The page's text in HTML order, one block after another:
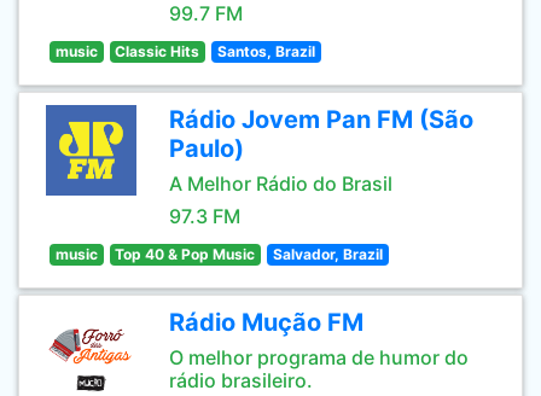
99.7 FM
music Classic Hits Santos, Brazil
Rádio Jovem Pan FM (São
Paulo)
A Melhor Rádio do Brasil
97.3 FM
music Top 40 & Pop Music Salvador, Brazil
Rádio Mução FM
O melhor programa de humor do
rádio brasileiro.